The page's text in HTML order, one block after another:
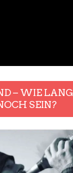
– WIE LANG
SEIN?